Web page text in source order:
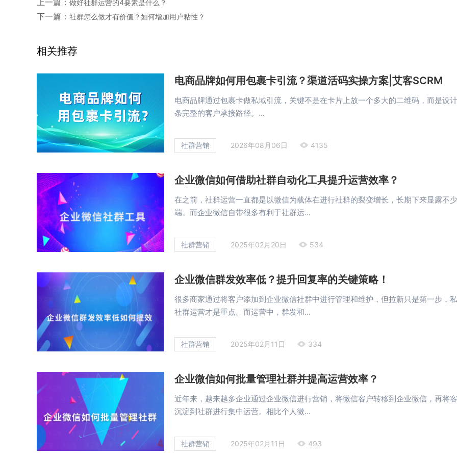
做好社群运营的4要素是什么？
下一篇： 社群怎么做才有价值？如何增加用户粘性？
相关推荐
电商品牌如何用包裹卡引流？渠道活码实操方案|艾客SCRM
电商品牌通过包裹卡做私域引流，关键不是在卡片上放一个多大的二维码，而是设
条完整的客户承接路径。...
社群营销 2026年08月06日 4135
企业微信如何借助社群自动化工具提升运营效率？
在之前，社群运营一直都是以微信为载体在进行社群的裂变增长，长期下来显露不
端。而企业微信自带很多有利于社群运...
社群营销 2025年02月20日 534
企业微信群发效率低？提升回复率的关键策略！
很多商家通过将客户添加到企业微信社群中进行管理和维护，但拉新只是第一步，
社群运营才是重点。而运营中，群发和...
社群营销 2025年02月11日 334
企业微信如何批量管理社群并提高运营效率？
近年来，越来越多企业通过企业微信进行营销，将微信客户转移到企业微信，再将
沉淀到社群进行集中运营。相比个人微...
社群营销 2025年02月11日 493